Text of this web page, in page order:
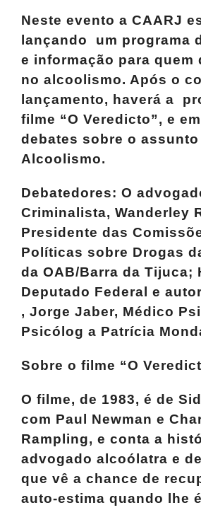
Neste evento a CAARJ
lançando um programa
e informação para quem
no alcoolismo. Após o
lançamento, haverá a
filme “O Veredicto”, e
debates sobre o assunto
Alcoolismo.
Debatedores: O
Criminalista, Wanderley
Presidente das
Políticas sobre Drogas
da OAB/Barra da Tijuca;
Deputado Federal e
, Jorge Jaber, Médico
Psicólog a Patrícia
Sobre o filme “O
O filme, de 1983, é de
com Paul Newman e
Rampling, e conta a
advogado alcoólatra e
que vê a chance de
auto-estima quando lhe